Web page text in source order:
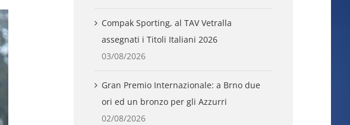
Compak Sporting, al TAV Vetralla
assegnati i Titoli Italiani 2026
03/08/2026
Gran Premio Internazionale: a Brno due
ori ed un bronzo per gli Azzurri
02/08/2026